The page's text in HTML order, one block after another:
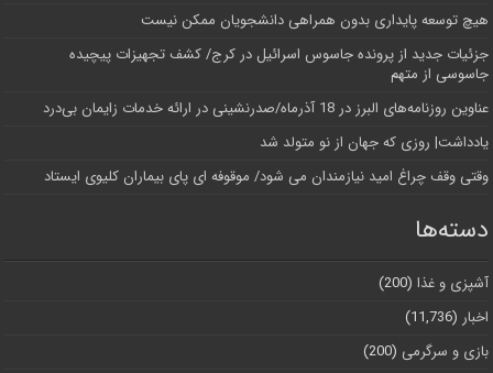
هیچ توسعه پایداری بدون همراهی دانشجویان ممکن نیست
جزئیات جدید از پرونده جاسوس اسرائیل در کرج/‌ کشف تجهیزات پیچیده
جاسوسی از متهم
عناوین روزنامه‌های البرز در ‌18 آذرماه/صدرنشینی در ارائه خدمات زایمان بی‌درد
یادداشت| روزی که جهان از نو متولد شد
وقتی وقف چراغ امید نیازمندان می شود/ موقوفه ای پای بیماران کلیوی ایستاد
دسته‌ها
آشپزی و غذا (200)
اخبار (11,736)
بازی و سرگرمی (200)